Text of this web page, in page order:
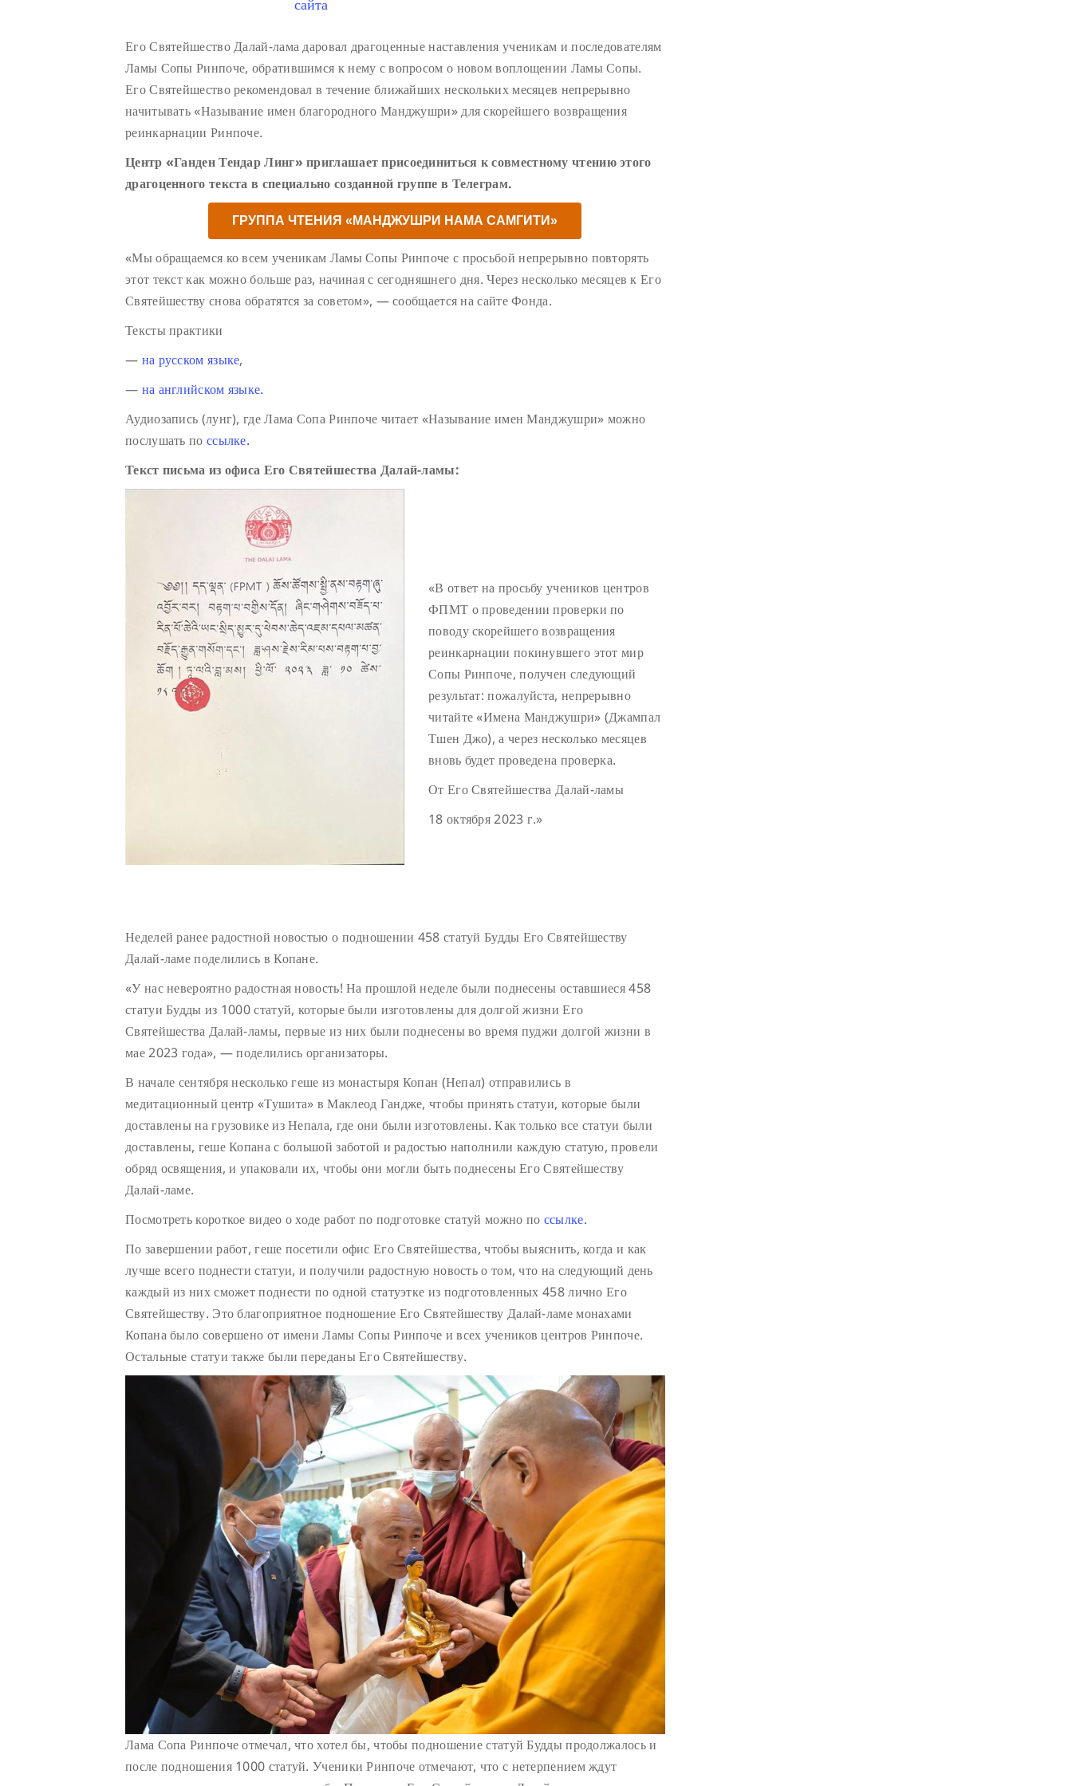
Его Святейшество Далай-лама даровал драгоценные наставления ученикам и последователям
Ламы Сопы Ринпоче, обратившимся к нему с вопросом о новом воплощении Ламы Сопы.
Его Святейшество рекомендовал в течение ближайших нескольких месяцев непрерывно
начитывать «Называние имен благородного Манджушри» для скорейшего возвращения
реинкарнации Ринпоче.
Центр «Ганден Тендар Линг» приглашает присоединиться к совместному чтению этого
драгоценного текста в специально созданной группе в Телеграм.
ГРУППА ЧТЕНИЯ «МАНДЖУШРИ НАМА САМГИТИ»
«Мы обращаемся ко всем ученикам Ламы Сопы Ринпоче с просьбой непрерывно повторять
этот текст как можно больше раз, начиная с сегодняшнего дня. Через несколько месяцев к Его
Святейшеству снова обратятся за советом», — сообщается на сайте Фонда.
Тексты практики
— на русском языке,
— на английском языке.
Аудиозапись (лунг), где Лама Сопа Ринпоче читает «Называние имен Манджушри» можно
послушать по ссылке.
Текст письма из офиса Его Святейшества Далай-ламы:
«В ответ на просьбу учеников центров
ФПМТ о проведении проверки по
поводу скорейшего возвращения
реинкарнации покинувшего этот мир
Сопы Ринпоче, получен следующий
результат: пожалуйста, непрерывно
читайте «Имена Манджушри» (Джампал
Тшен Джо), а через несколько месяцев
вновь будет проведена проверка.
От Его Святейшества Далай-ламы
18 октября 2023 г.»
Неделей ранее радостной новостью о подношении 458 статуй Будды Его Святейшеству
Далай-ламе поделились в Копане.
«У нас невероятно радостная новость! На прошлой неделе были поднесены оставшиеся 458
статуи Будды из 1000 статуй, которые были изготовлены для долгой жизни Его
Святейшества Далай-ламы, первые из них были поднесены во время пуджи долгой жизни в
мае 2023 года», — поделились организаторы.
В начале сентября несколько геше из монастыря Копан (Непал) отправились в
медитационный центр «Тушита» в Маклеод Гандже, чтобы принять статуи, которые были
доставлены на грузовике из Непала, где они были изготовлены. Как только все статуи были
доставлены, геше Копана с большой заботой и радостью наполнили каждую статую, провели
обряд освящения, и упаковали их, чтобы они могли быть поднесены Его Святейшеству
Далай-ламе.
Посмотреть короткое видео о ходе работ по подготовке статуй можно по ссылке.
По завершении работ, геше посетили офис Его Святейшества, чтобы выяснить, когда и как
лучше всего поднести статуи, и получили радостную новость о том, что на следующий день
каждый из них сможет поднести по одной статуэтке из подготовленных 458 лично Его
Святейшеству. Это благоприятное подношение Его Святейшеству Далай-ламе монахами
Копана было совершено от имени Ламы Сопы Ринпоче и всех учеников центров Ринпоче.
Остальные статуи также были переданы Его Святейшеству.
Лама Сопа Ринпоче отмечал, что хотел бы, чтобы подношение статуй Будды продолжалось и
после подношения 1000 статуй. Ученики Ринпоче отмечают, что с нетерпением ждут